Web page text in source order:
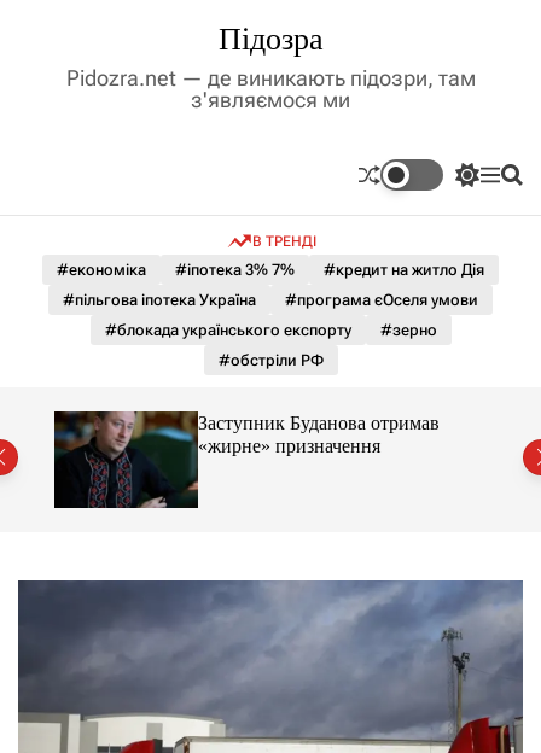
Підозра
Pidozra.net — де виникають підозри, там
з'являємося ми
П
м
к
а
ь
ж
М П
В ТРЕНДІ
#економіка #іпотека 3% 7%
#кредит на житло Дія
#пільгова іпотека Україна
#програма єОселя умови
#блокада українського експорту
#зерно
#обстріли РФ
Заступник Буданова отримав
«жирне» призначення